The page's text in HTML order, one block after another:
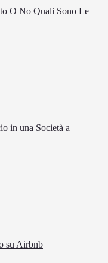
O No Quali Sono Le
in una Società a
su Airbnb